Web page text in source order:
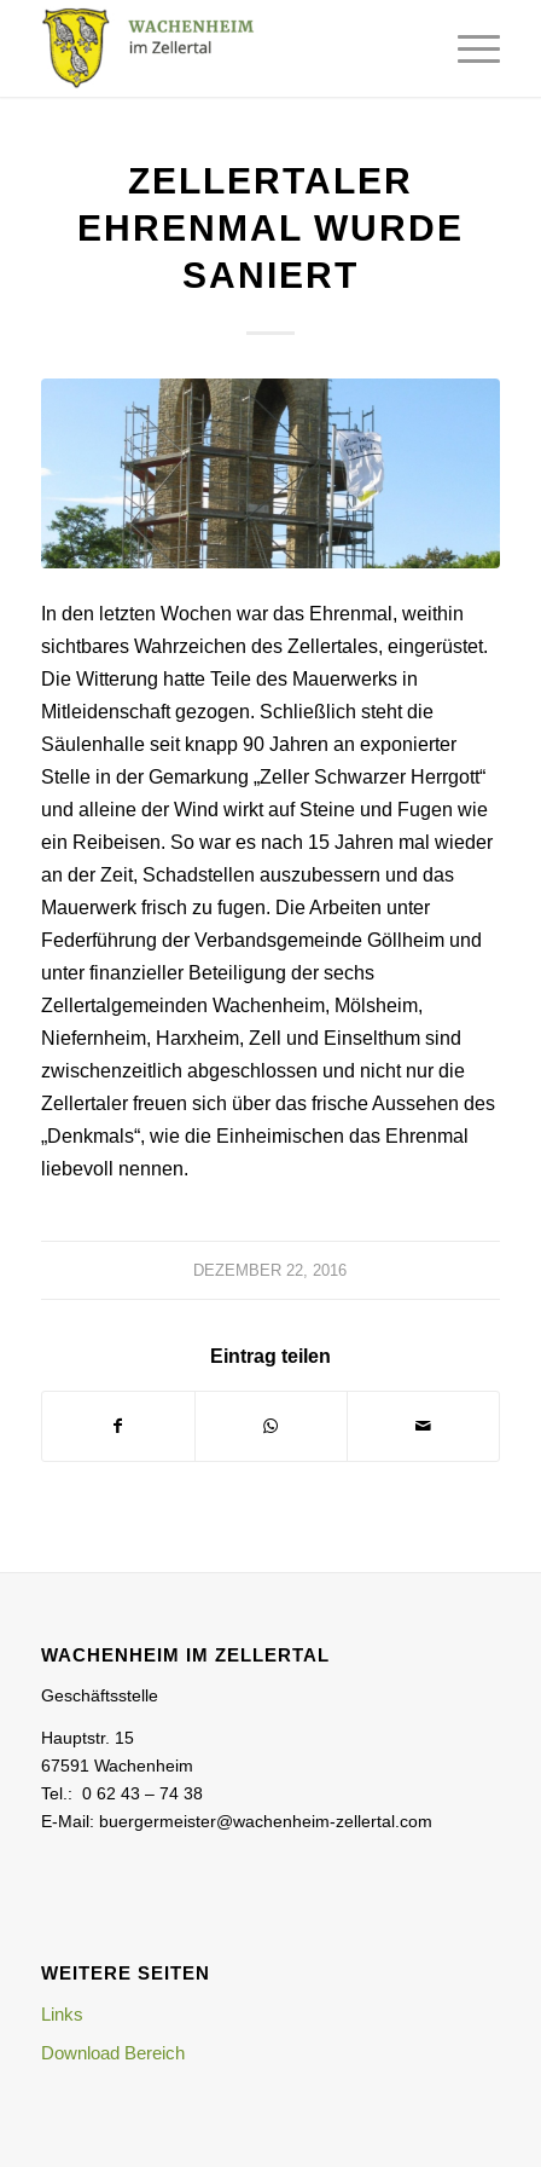
ZELLERTALER
EHRENMAL WURDE
SANIERT
In den letzten Wochen war das Ehrenmal, weithin
sichtbares Wahrzeichen des Zellertales, eingerüstet.
Die Witterung hatte Teile des Mauerwerks in
Mitleidenschaft gezogen. Schließlich steht die
Säulenhalle seit knapp 90 Jahren an exponierter
Stelle in der Gemarkung „Zeller Schwarzer Herrgott“
und alleine der Wind wirkt auf Steine und Fugen wie
ein Reibeisen. So war es nach 15 Jahren mal wieder
an der Zeit, Schadstellen auszubessern und das
Mauerwerk frisch zu fugen. Die Arbeiten unter
Federführung der Verbandsgemeinde Göllheim und
unter finanzieller Beteiligung der sechs
Zellertalgemeinden Wachenheim, Mölsheim,
Niefernheim, Harxheim, Zell und Einselthum sind
zwischenzeitlich abgeschlossen und nicht nur die
Zellertaler freuen sich über das frische Aussehen des
„Denkmals“, wie die Einheimischen das Ehrenmal
liebevoll nennen.
DEZEMBER 22, 2016
Eintrag teilen
WACHENHEIM IM ZELLERTAL
Geschäftsstelle
Hauptstr. 15
67591 Wachenheim
Tel.: 0 62 43 – 74 38
E-Mail: buergermeister@wachenheim-zellertal.com
WEITERE SEITEN
Links
Download Bereich